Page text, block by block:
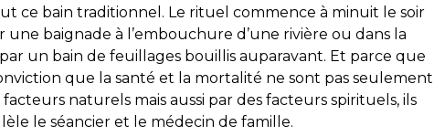
ce bain traditionnel. Le rituel commence à minuit le soir
une baignade à l’embouchure d’une rivière ou dans la
un bain de feuillages bouillis auparavant. Et parce que
que la santé et la mortalité ne sont pas seulement
naturels mais aussi par des facteurs spirituels, ils
le séancier et le médecin de famille.